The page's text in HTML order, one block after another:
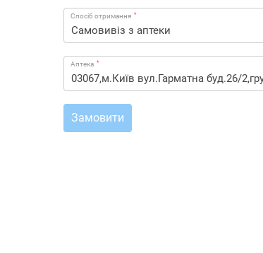
Спосіб отримання *
Аптека *
Замовити